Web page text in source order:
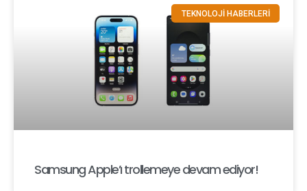
TEKNOLOJİ HABERLERİ
Samsung Apple’ı trollemeye devam ediyor!